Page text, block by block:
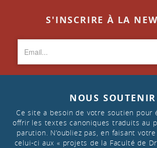
S'INSCRIRE À LA
NOUS SOUTENIR
Ce site a besoin de votre soutien pour
offrir les textes canoniques traduits au
parution. N’oubliez pas, en faisant
celui-ci aux « projets de la Faculté de